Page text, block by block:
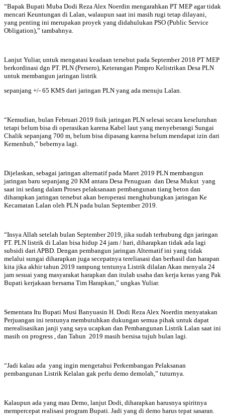
“Bapak Bupati Muba Dodi Reza Alex Noerdin mengarahkan PT MEP agar tidak
mencari Keuntungan di Lalan, walaupun saat ini masih rugi tetap dilayani,
yang penting ini merupakan proyek yang didahulukan PSO (Public Service
Obligation),” tambahnya.
Lanjut Yuliar, untuk mengatasi keadaan tersebut pada September 2018 PT MEP
berkordinasi dgn PT. PLN (Persero), Keterangan Pimpro Kelistrikan Desa PLN
untuk membangun jaringan listrik
sepanjang +/- 65 KMS dari jaringan PLN yang ada menuju Lalan.
“Kemudian, bulan Februari 2019 fisik jaringan PLN selesai secara keseluruhan
tetapi belum bisa di operasikan karena Kabel laut yang menyeberangi Sungai
Chalik sepanjang 700 m, belum bisa dipasang karena belum mendapat izin dari
Kemenhub,” bebernya lagi.
Dijelaskan, sebagai jaringan alternatif pada Maret 2019 PLN membangun
jaringan baru sepanjang 20 KM antara Desa Penuguan dan Desa Mukut yang
saat ini sedang dalam Proses pelaksanaan pembangunan tiang beton dan
diharapkan jaringan tersebut akan beroperasi menghubungkan jaringan Ke
Kecamatan Lalan oleh PLN pada bulan September 2019.
“Insya Allah setelah bulan September 2019, jika sudah terhubung dgn jaringan
PT. PLN listrik di Lalan bisa hidup 24 jam / hari, diharapkan tidak ada lagi
subsidi dari APBD. Dengan pembangun jaringan Alternatif ini yang tidak
melalui sungai diharapkan juga secepatnya tereliasasi dan berhasil dan harapan
kita jika akhir tahun 2019 rampung tentunya Listrik dilalan Akan menyala 24
jam sesuai yang masyarakat harapkan dan itulah usaha dan kerja keras yang Pak
Bupati kerjakaan bersama Tim Harapkan,” ungkas Yuliar.
Sementara Itu Bupati Musi Banyuasin H. Dodi Reza Alex Noerdin menyatakan
Perjuangan ini tentunya membutuhkan dukungan semua pihak untuk dapat
merealisasikan janji yang saya ucapkan dan Pembangunan Listrik Lalan saat ini
masih on progress , dan Tahun 2019 masih bersisa tujuh bulan lagi.
“Jadi kalau ada yang ingin mengetahui Perkembangan Pelaksanan
pembangunan Listrik Kelalan gak perlu demo demolah,” tuturnya.
Kalaupun ada yang mau Demo, lanjut Dodi, diharapkan harusnya spiritnya
mempercepat realisasi program Bupati. Jadi yang di demo harus tepat sasaran.